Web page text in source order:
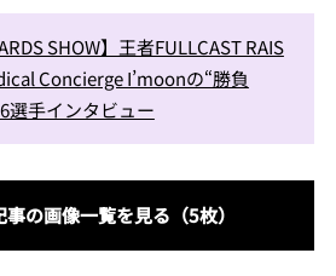
SHOW】王者FULLCAST RAIS
Concierge I’moonの“勝負
選手インタビュー
事の画像一覧を見る（5枚）